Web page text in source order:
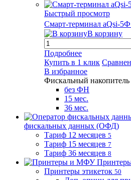
Быстрый просмотр
Смарт-терминал aQsi-5Ф
В корзину
Подробнее
Купить в 1 клик
В избранное
Фискальный накопитель
без ФН
15 мес.
36 мес.
фискальных данных (ОФД)
Тариф 12 месяцев 5
Тариф 15 месяцев 7
Тариф 36 месяцев 8
Принтеры этикеток 50